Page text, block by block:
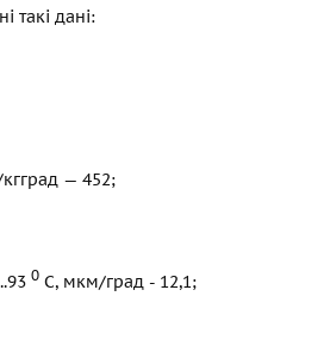
такі дані:
— 452;
0 С, мкм/град - 12,1;